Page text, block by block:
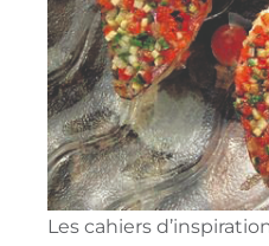
Les cahiers